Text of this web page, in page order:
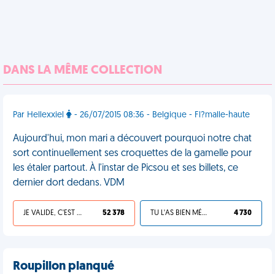
DANS LA MÊME COLLECTION
Par Hellexxiel - 26/07/2015 08:36 - Belgique - Fl?malle-haute
Aujourd'hui, mon mari a découvert pourquoi notre chat
sort continuellement ses croquettes de la gamelle pour
les étaler partout. À l'instar de Picsou et ses billets, ce
dernier dort dedans. VDM
JE VALIDE, C'EST UNE VDM 52 378 TU L'AS BIEN MÉRITÉ 4 730
Roupillon planqué